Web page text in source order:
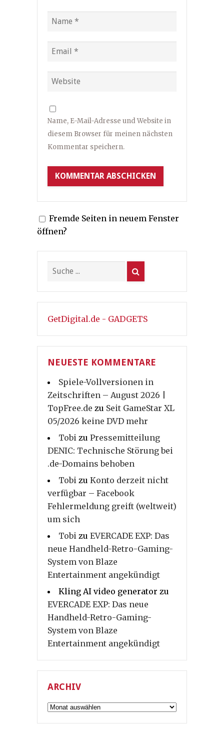
Name, E-Mail-Adresse und Website in
diesem Browser für meinen nächsten
Kommentar speichern.
Fremde Seiten in neuem Fenster
öffnen?
GetDigital.de - GADGETS
NEUESTE KOMMENTARE
Spiele-Vollversionen in
Zeitschriften – August 2026 |
TopFree.de zu Seit GameStar XL
05/2026 keine DVD mehr
Tobi zu Pressemitteilung
DENIC: Technische Störung bei
.de-Domains behoben
Tobi zu Konto derzeit nicht
verfügbar – Facebook
Fehlermeldung greift (weltweit)
um sich
Tobi zu EVERCADE EXP: Das
neue Handheld-Retro-Gaming-
System von Blaze
Entertainment angekündigt
Kling AI video generator zu
EVERCADE EXP: Das neue
Handheld-Retro-Gaming-
System von Blaze
Entertainment angekündigt
ARCHIV
Archiv